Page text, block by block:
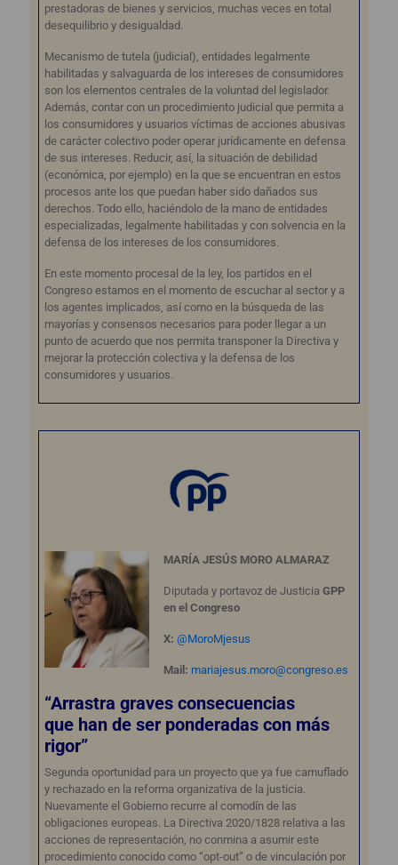
prestadoras de bienes y servicios, muchas veces en total
desequilibrio y desigualdad.
Mecanismo de tutela (judicial), entidades legalmente
habilitadas y salvaguarda de los intereses de consumidores
son los elementos centrales de la voluntad del legislador.
Además, contar con un procedimiento judicial que permita a
los consumidores y usuarios víctimas de acciones abusivas
de carácter colectivo poder operar jurídicamente en defensa
de sus intereses. Reducir, así, la situación de debilidad
(económica, por ejemplo) en la que se encuentran en estos
procesos ante los que puedan haber sido dañados sus
derechos. Todo ello, haciéndolo de la mano de entidades
especializadas, legalmente habilitadas y con solvencia en la
defensa de los intereses de los consumidores.
En este momento procesal de la ley, los partidos en el
Congreso estamos en el momento de escuchar al sector y a
los agentes implicados, así como en la búsqueda de las
mayorías y consensos necesarios para poder llegar a un
punto de acuerdo que nos permita transponer la Directiva y
mejorar la protección colectiva y la defensa de los
consumidores y usuarios.
MARÍA JESÚS MORO ALMARAZ
Diputada y portavoz de Justicia GPP
en el Congreso
X: @MoroMjesus
Mail: mariajesus.moro@congreso.es
“Arrastra graves consecuencias
que han de ser ponderadas con más
rigor”
Segunda oportunidad para un proyecto que ya fue camuflado
y rechazado en la reforma organizativa de la justicia.
Nuevamente el Gobierno recurre al comodín de las
obligaciones europeas. La Directiva 2020/1828 relativa a las
acciones de representación, no conmina a asumir este
procedimiento conocido como “opt-out” o de vinculación por